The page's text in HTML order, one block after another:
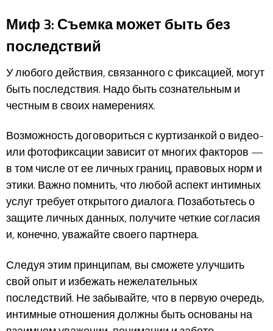
Миф 3: Съемка может быть без
последствий
У любого действия, связанного с фиксацией, могут
быть последствия. Надо быть сознательным и
честным в своих намерениях.
Возможность договориться с куртизанкой о видео-
или фотофиксации зависит от многих факторов —
в том числе от ее личных границ, правовых норм и
этики. Важно помнить, что любой аспект интимных
услуг требует открытого диалога. Позаботьтесь о
защите личных данных, получите четкие согласия
и, конечно, уважайте своего партнера.
Следуя этим принципам, вы сможете улучшить
свой опыт и избежать нежелательных
последствий. Не забывайте, что в первую очередь,
интимные отношения должны быть основаны на